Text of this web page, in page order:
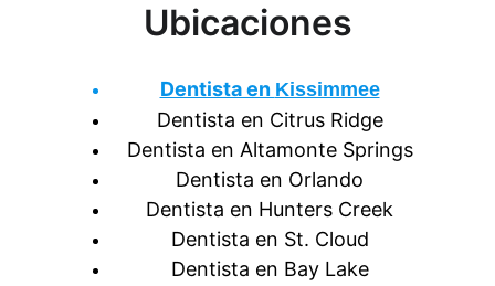
Ubicaciones
Dentista en Kissimmee
Dentista en Citrus Ridge
Dentista en Altamonte Springs
Dentista en Orlando
Dentista en Hunters Creek
Dentista en St. Cloud
Dentista en Bay Lake